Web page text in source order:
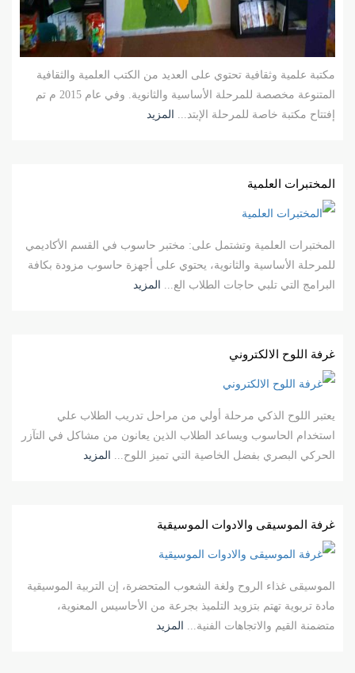
مكتبة علمية وثقافية تحتوي على العديد من الكتب العلمية والثقافية
المتنوعة مخصصة للمرحلة الأساسية والثانوية. وفي عام 2015 م تم
إفتتاح مكتبة خاصة للمرحلة الإبتد...
المزيد
المختبرات العلمية
المختبرات العلمية وتشتمل على: مختبر حاسوب في القسم الأكاديمي
للمرحلة الأساسية والثانوية، يحتوي على أجهزة حاسوب مزودة بكافة
البرامج التي تلبي حاجات الطلاب الع...
المزيد
غرفة اللوح الالكتروني
يعتبر اللوح الذكي مرحلة أولي من مراحل تدريب الطلاب علي
استخدام الحاسوب ويساعد الطلاب الذين يعانون من مشاكل في التآزر
الحركي البصري بفضل الخاصية التي تميز اللوح...
المزيد
غرفة الموسيقى والادوات الموسيقية
الموسيقى غذاء الروح ولغة الشعوب المتحضرة، إن التربية الموسيقية
مادة تربوية تهتم بتزويد التلميذ بجرعة من الأحاسيس المعنوية،
متضمنة القيم والاتجاهات الفنية...
المزيد